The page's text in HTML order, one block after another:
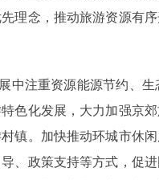
理念，推动旅游资源有
注重资源能源节约、生
色化发展，大力加强京
镇。加快推动环城市休
、政策支持等方式，促